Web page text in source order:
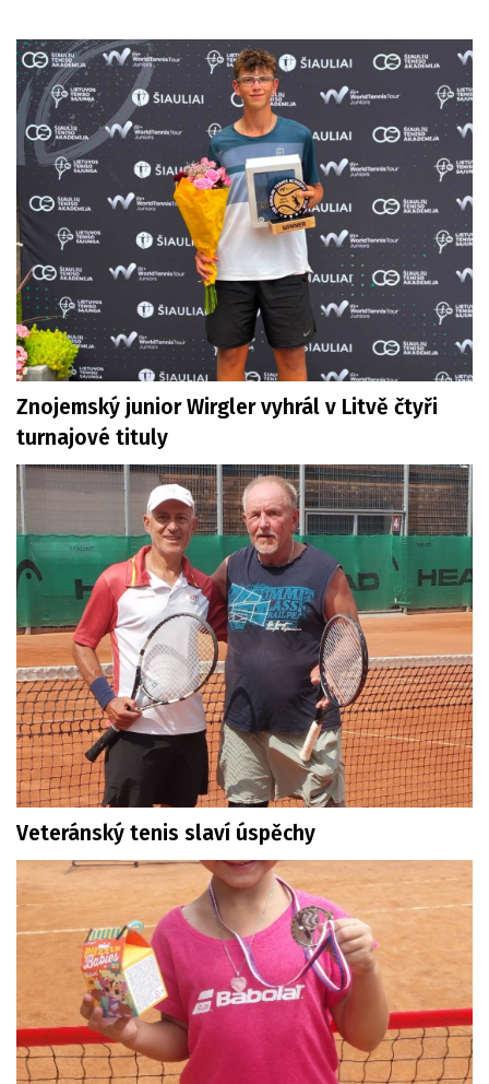
Znojemský junior Wirgler vyhrál v Litvě čtyři
turnajové tituly
Veteránský tenis slaví úspěchy